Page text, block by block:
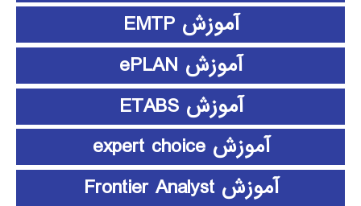
آموزش EMTP
آموزش ePLAN
آموزش ETABS
آموزش expert choice
آموزش Frontier Analyst